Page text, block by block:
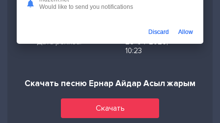
Дата релиза:
26-04-2026,
10:23
Скачать песню Ернар Айдар Асыл жарым
Скачать
Would like to send you notifications
Discard Allow